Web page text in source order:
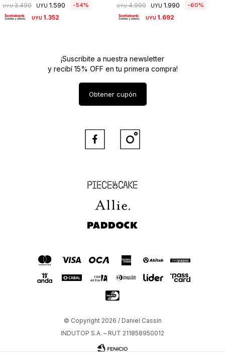
UYU 3.490 UYU 1.590 54
UYU 1.352
UYU 4.990 UYU 1.990 60
UYU 1.692
Piece of Cake
Allie
Paddock
¡Suscribite a nuestra newsletter
y recibí 15% OFF en tu primera compra!
Obtener cupón
 
© Copyright 2026 / Daniel Cassin
INDUTOP S.A. – RUT 211858950012